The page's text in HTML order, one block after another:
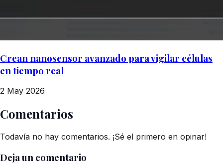
Crean nanosensor avanzado para vigilar células
en tiempo real
2 May 2026
Comentarios
Todavía no hay comentarios. ¡Sé el primero en opinar!
Deja un comentario